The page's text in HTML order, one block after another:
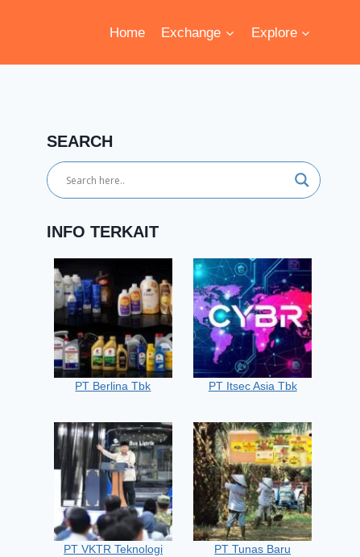
Home Exchange Explore
SEARCH
INFO TERKAIT
PT Berlina Tbk PT Itsec Asia Tbk
PT VKTR Teknologi
PT Tunas Baru